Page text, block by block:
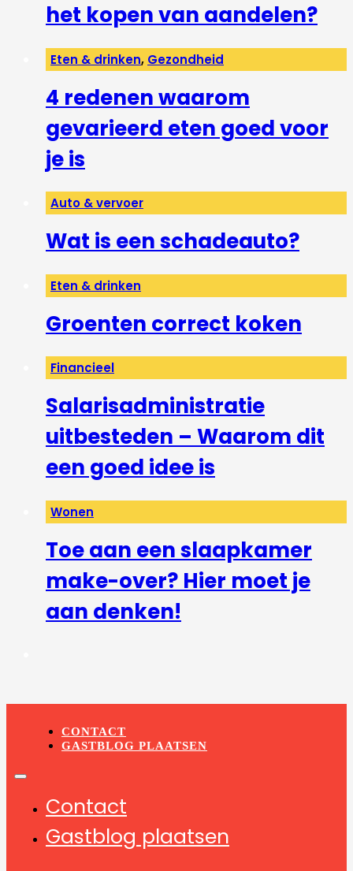
het kopen van aandelen?
Eten & drinken, Gezondheid
4 redenen waarom
gevarieerd eten goed voor
je is
Auto & vervoer
Wat is een schadeauto?
Eten & drinken
Groenten correct koken
Financieel
Salarisadministratie
uitbesteden – Waarom dit
een goed idee is
Wonen
Toe aan een slaapkamer
make-over? Hier moet je
aan denken!
CONTACT
GASTBLOG PLAATSEN
Contact
Gastblog plaatsen